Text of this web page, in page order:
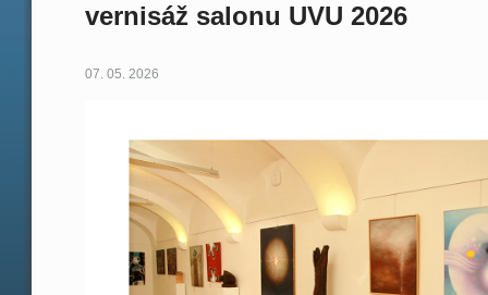
vernisáž salonu UVU 2026
07. 05. 2026